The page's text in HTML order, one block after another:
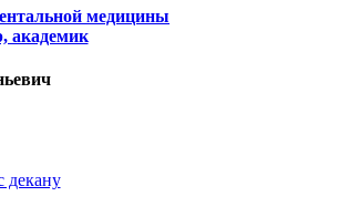
медицины
академик
декану